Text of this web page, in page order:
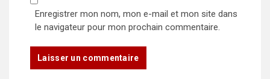
Enregistrer mon nom, mon e-mail et mon site dans
le navigateur pour mon prochain commentaire.